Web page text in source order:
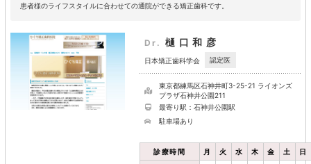
患者様のライフスタイルに合わせての通院ができる矯正歯科です。
Dr. 樋口和彦
日本矯正歯科学会 認定医
東京都練馬区石神井町3-25-21 ライオンズ
プラザ石神井公園211
最寄り駅：石神井公園駅
駐車場あり
診療時間 月 火 水 木 金 土 日